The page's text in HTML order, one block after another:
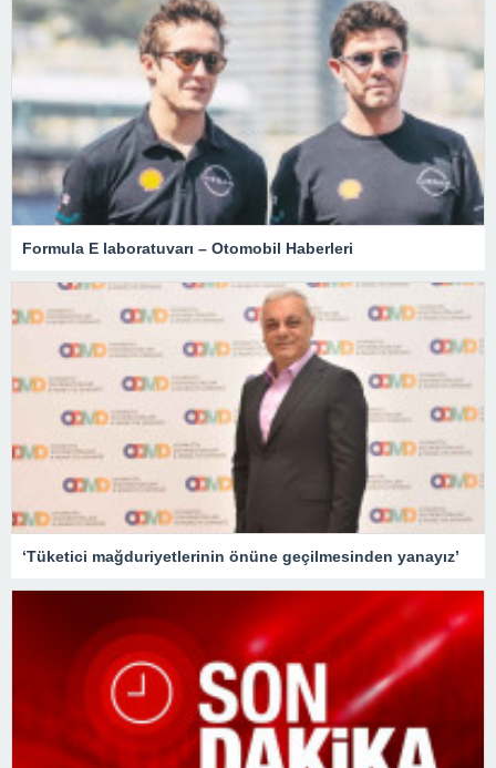
Formula E laboratuvarı – Otomobil Haberleri
‘Tüketici mağduriyetlerinin önüne geçilmesinden yanayız’